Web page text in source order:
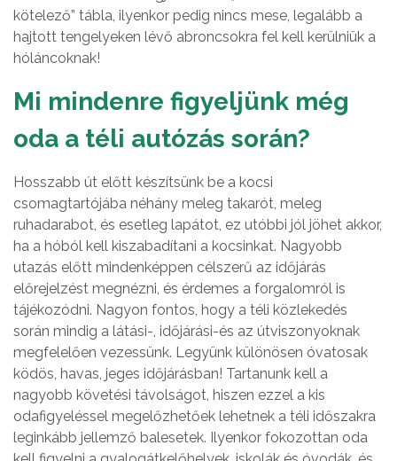
kötelező” tábla, ilyenkor pedig nincs mese, legalább a
hajtott tengelyeken lévő abroncsokra fel kell kerülniük a
hóláncoknak!
Mi mindenre figyeljünk még
oda a téli autózás során?
Hosszabb út előtt készítsünk be a kocsi
csomagtartójába néhány meleg takarót, meleg
ruhadarabot, és esetleg lapátot, ez utóbbi jól jöhet akkor,
ha a hóból kell kiszabadítani a kocsinkat. Nagyobb
utazás előtt mindenképpen célszerű az időjárás
előrejelzést megnézni, és érdemes a forgalomról is
tájékozódni. Nagyon fontos, hogy a téli közlekedés
során mindig a látási-, időjárási-és az útviszonyoknak
megfelelően vezessünk. Legyünk különösen óvatosak
ködös, havas, jeges időjárásban! Tartanunk kell a
nagyobb követési távolságot, hiszen ezzel a kis
odafigyeléssel megelőzhetőek lehetnek a téli időszakra
leginkább jellemző balesetek. Ilyenkor fokozottan oda